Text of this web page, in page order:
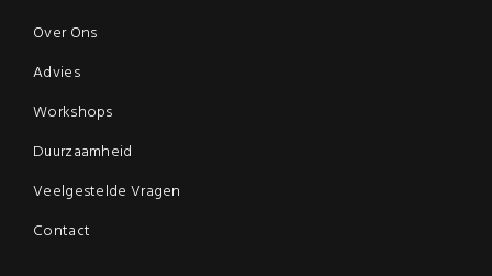
Over Ons
Advies
Workshops
Duurzaamheid
Veelgestelde Vragen
Contact